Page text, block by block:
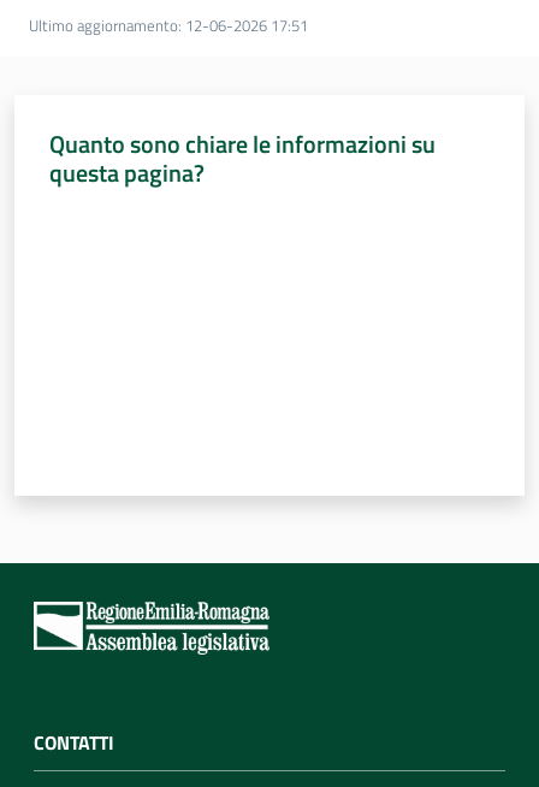
Menu selezionato
Notizie
Per i media
Ultimo aggiornamento: 12-06-2026 17:51
Quanto sono chiare le informazioni su
questa pagina?
CONTATTI